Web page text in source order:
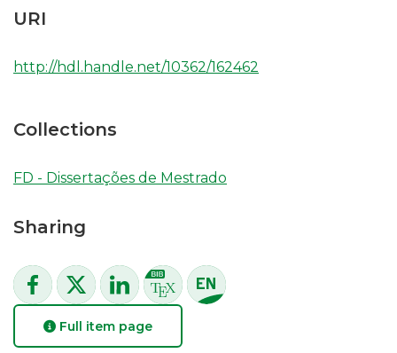
URI
http://hdl.handle.net/10362/162462
Collections
FD - Dissertações de Mestrado
Sharing
Full item page